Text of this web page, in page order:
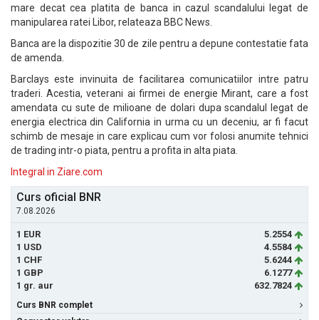
mare decat cea platita de banca in cazul scandalului legat de
manipularea ratei Libor, relateaza BBC News.
Banca are la dispozitie 30 de zile pentru a depune contestatie fata
de amenda.
Barclays este invinuita de facilitarea comunicatiilor intre patru
traderi. Acestia, veterani ai firmei de energie Mirant, care a fost
amendata cu sute de milioane de dolari dupa scandalul legat de
energia electrica din California in urma cu un deceniu, ar fi facut
schimb de mesaje in care explicau cum vor folosi anumite tehnici
de trading intr-o piata, pentru a profita in alta piata.
Integral in Ziare.com
Curs oficial BNR
7.08.2026
1 EUR
5.2554
1 USD
4.5584
1 CHF
5.6244
1 GBP
6.1277
1 gr. aur
632.7824
Curs BNR complet